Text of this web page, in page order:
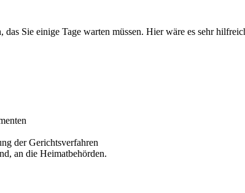
Sie einige Tage warten müssen. Hier wäre es sehr
der Gerichtsverfahren
an die Heimatbehörden.